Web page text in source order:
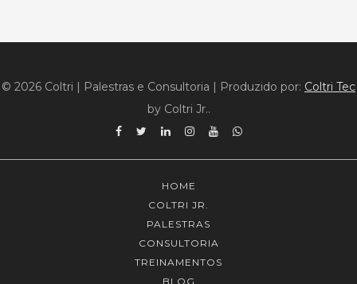
© 2026 Coltri | Palestras e Consultoria | Produzido por: Coltri Tec
by Coltri Jr..
Facebook
TwitterLinkedinInstagram
YouTubeWhatsApp
HOME
COLTRI JR.
PALESTRAS
CONSULTORIA
TREINAMENTOS
BLOG